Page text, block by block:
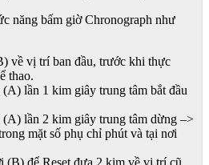
năng bấm giờ Chronograph như
về vị trí ban đầu, trước khi thực
thao.
lần 1 kim giây trung tâm bắt đầu
lần 2 kim giây trung tâm dừng –>
mặt số phụ chỉ phút và tại nơi
(B) để Reset đưa 2 kim về vị trí cũ